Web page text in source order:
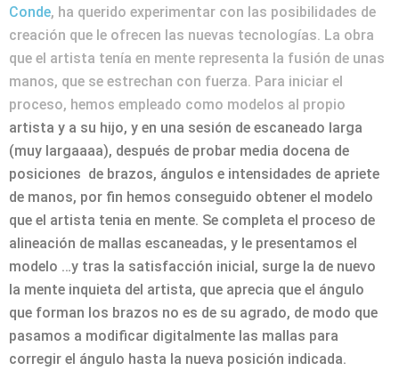
Conde, ha querido experimentar con las posibilidades de
creación que le ofrecen las nuevas tecnologías. La obra
que el artista tenía en mente representa la fusión de unas
manos, que se estrechan con fuerza. Para iniciar el
proceso, hemos empleado como modelos al propio
artista y a su hijo, y en una sesión de escaneado larga
(muy largaaaa), después de probar media docena de
posiciones de brazos, ángulos e intensidades de apriete
de manos, por fin hemos conseguido obtener el modelo
que el artista tenia en mente. Se completa el proceso de
alineación de mallas escaneadas, y le presentamos el
modelo …y tras la satisfacción inicial, surge la de nuevo
la mente inquieta del artista, que aprecia que el ángulo
que forman los brazos no es de su agrado, de modo que
pasamos a modificar digitalmente las mallas para
corregir el ángulo hasta la nueva posición indicada.